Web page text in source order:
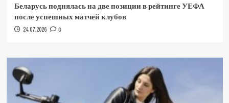
Беларусь поднялась на две позиции в рейтинге УЕФА
после успешных матчей клубов
24.07.2026 0